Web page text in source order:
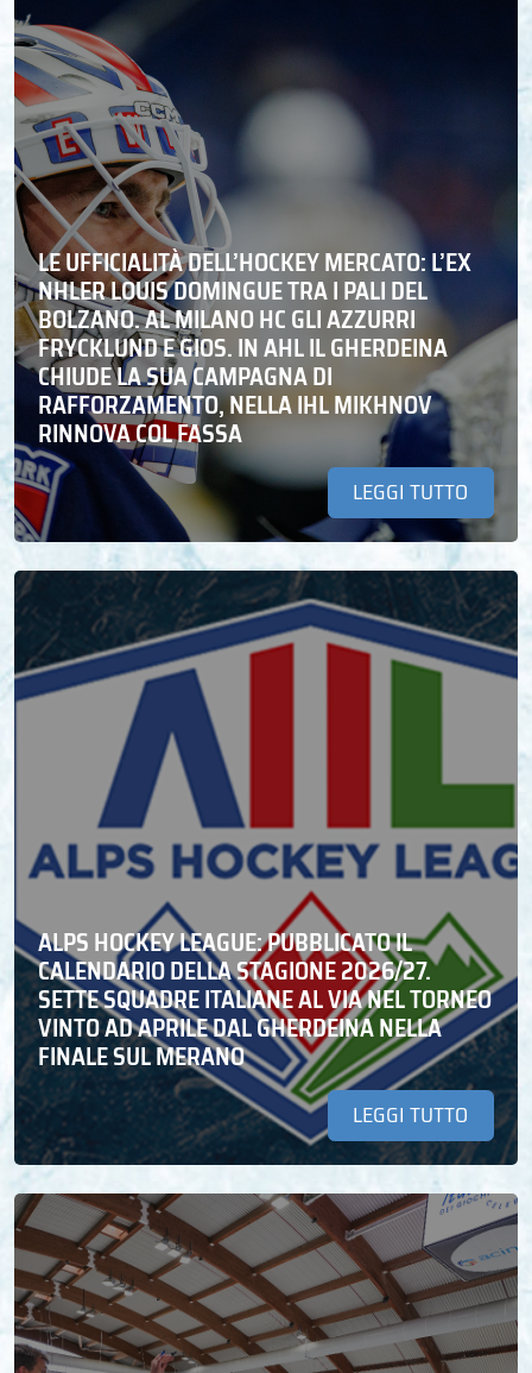
LE UFFICIALITÀ DELL’HOCKEY MERCATO: L’EX
NHLER LOUIS DOMINGUE TRA I PALI DEL
BOLZANO. AL MILANO HC GLI AZZURRI
FRYCKLUND E GIOS. IN AHL IL GHERDEINA
CHIUDE LA SUA CAMPAGNA DI
RAFFORZAMENTO, NELLA IHL MIKHNOV
RINNOVA COL FASSA
LEGGI TUTTO
ALPS HOCKEY LEAGUE: PUBBLICATO IL
CALENDARIO DELLA STAGIONE 2026/27.
SETTE SQUADRE ITALIANE AL VIA NEL TORNEO
VINTO AD APRILE DAL GHERDEINA NELLA
FINALE SUL MERANO
LEGGI TUTTO